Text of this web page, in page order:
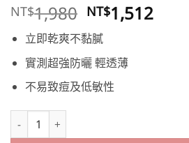
NT$1,980 原
始
價
格：
NT$1,980。
NT$1,512目
立即乾爽不黏膩
實測超強防曬 輕透薄
不易致痘及低敏性
Avene雅漾 超能全護防曬液SPF50＋